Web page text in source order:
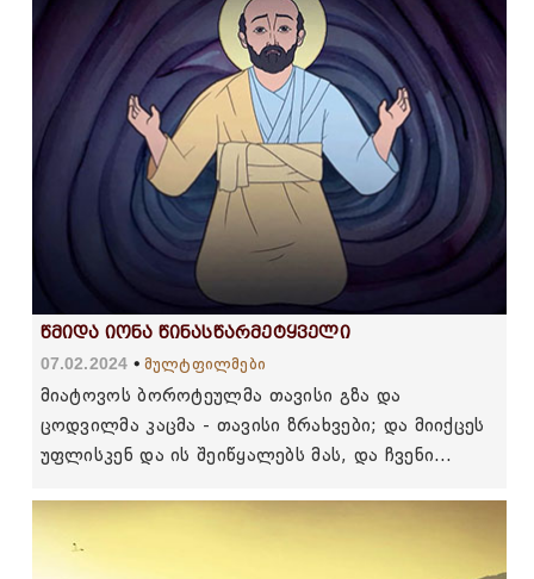
წმიდა იონა წინასწარმეტყველი
07.02.2024 მულტფილმები
მიატოვოს ბოროტეულმა თავისი გზა და
ცოდვილმა კაცმა - თავისი ზრახვები; და მიიქცეს
უფლისკენ და ის შეიწყალებს მას, და ჩვენი
მიმტევებელია. (ესაია 55:7)